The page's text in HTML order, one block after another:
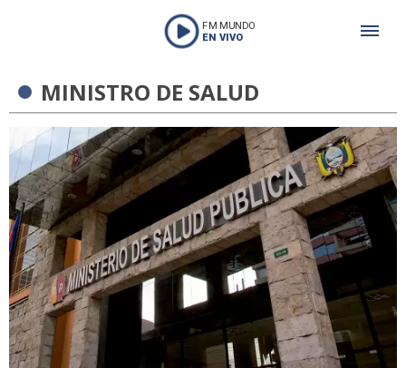
FM MUNDO
EN VIVO
MINISTRO DE SALUD